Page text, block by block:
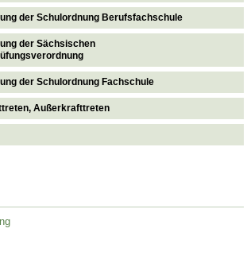
der Schulordnung Berufsfachschule
der Sächsischen
der Schulordnung Fachschule
Außerkrafttreten